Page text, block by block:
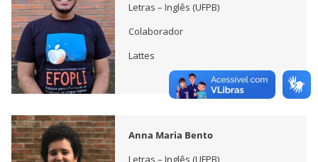
Letras – Inglês (UFPB)
Colaborador
Lattes
Anna Maria Bento
Letras – Inglês (UFPB)